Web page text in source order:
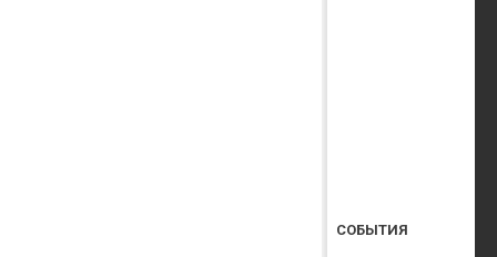
СОБЫТИЯ